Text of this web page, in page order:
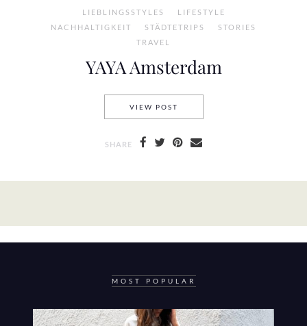
LIEBLINGSSTYLES
LIFESTYLE
NACHHALTIGKEIT
STÄDTETRIPS
STORIES
TRAVEL
YAYA Amsterdam
VIEW POST
SHARE
MOST POPULAR